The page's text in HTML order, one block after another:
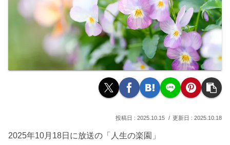
2025.10.15 2025.10.18
2025年10月18日に放送の「人生の楽園」